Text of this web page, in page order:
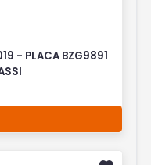
- PLACA BZG9891